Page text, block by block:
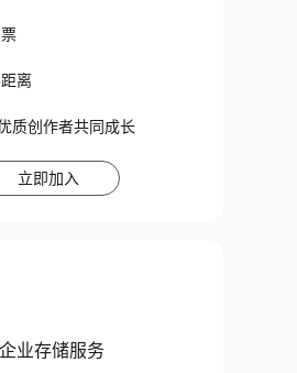
离
质创作者共同成长
立即加入
业存储服务